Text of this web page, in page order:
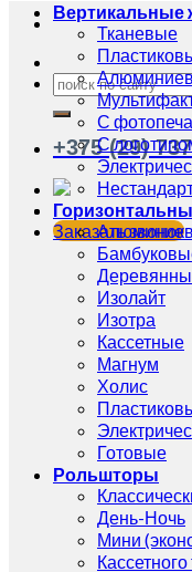
+375 (29)
Заказать звонок
Вертикальные
Тканевые
С
С
Изолайт
Изотра
Кассетные
Магнум
Холис
Готовые
Рольшторы
День-Ночь
Мини